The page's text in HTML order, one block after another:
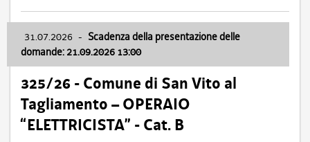
31.07.2026 - Scadenza della presentazione delle
domande: 21.09.2026 13:00
325/26 - Comune di San Vito al
Tagliamento – OPERAIO
“ELETTRICISTA” - Cat. B